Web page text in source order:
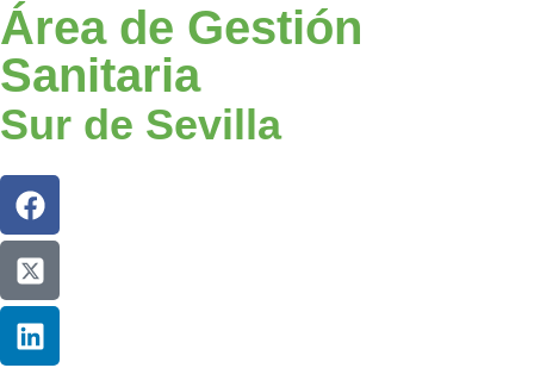
Área de Gestión
Sanitaria
Sur de Sevilla